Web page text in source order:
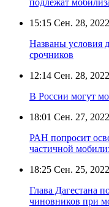
15:15 Сен. 28, 2022
Названы условия
срочников
12:14 Сен. 28, 2022
В России могут
18:01 Сен. 27, 2022
РАН попросит
частичной
18:25 Сен. 25, 2022
Глава Дагестана
чиновников при